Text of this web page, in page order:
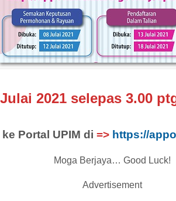
2021 selepas 3.00
Portal UPIM di => https://
Moga Berjaya… Good Luck!
Advertisement